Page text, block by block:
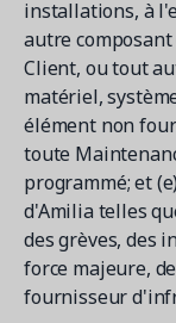
installations, à
autre
Client, ou tout
matériel,
élément non
toute
programmé; et
d'Amilia telles
des grèves, des
force majeure,
fournisseur